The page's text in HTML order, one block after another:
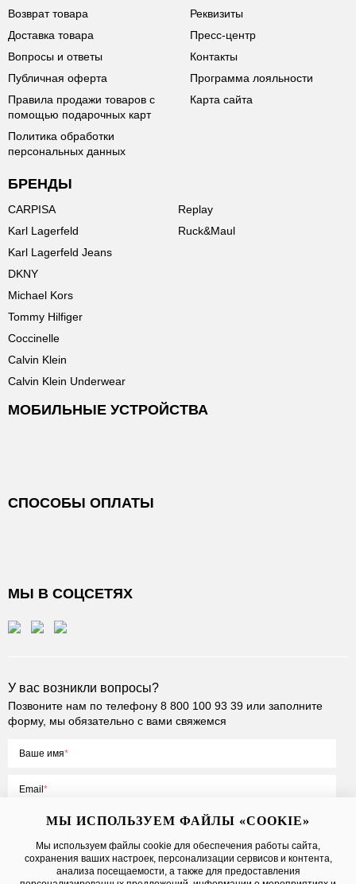
Возврат товара
Доставка товара
Вопросы и ответы
Публичная оферта
Правила продажи товаров с
помощью подарочных карт
Политика обработки
персональных данных
Реквизиты
Пресс-центр
Контакты
Программа лояльности
Карта сайта
БРЕНДЫ
CARPISA
Karl Lagerfeld
Karl Lagerfeld Jeans
DKNY
Michael Kors
Tommy Hilfiger
Coccinelle
Calvin Klein
Calvin Klein Underwear
Replay
Ruck&Maul
МОБИЛЬНЫЕ УСТРОЙСТВА
СПОСОБЫ ОПЛАТЫ
МЫ В СОЦСЕТЯХ
У вас возникли вопросы?
Позвоните нам по телефону 8 800 100 93 39 или заполните
форму, мы обязательно с вами свяжемся
Ваше имя
Email
Нажимая на кнопку «Отправить», вы принимаете условияПубличной
оферты, даетесогласие на обработку персональных данных
МЫ ИСПОЛЬЗУЕМ ФАЙЛЫ «COOKIE»
Мы используем файлы cookie для обеспечения работы сайта,
сохранения ваших настроек, персонализации сервисов и контента,
анализа посещаемости, а также для предоставления